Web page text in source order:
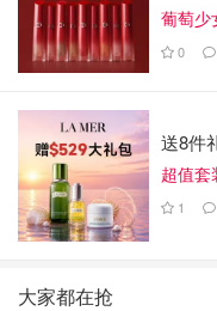
葡萄少
0
送8件
超值套
1
大家都在抢